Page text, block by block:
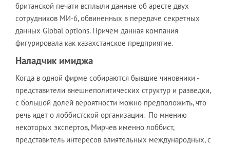
британской печати всплыли данные об аресте двух
сотрудников МИ-6, обвиненных в передаче секретных
данных Global options. Причем данная компания
фигурировала как казахстанское предприятие.
Наладчик имиджа
Когда в одной фирме собираются бывшие чиновники -
представители внешнеполитических структур и разведки,
с большой долей вероятности можно предположить, что
речь идет о лоббистской организации. По мнению
некоторых экспертов, Мирчев именно лоббист,
представитель интересов влиятельных международных, с